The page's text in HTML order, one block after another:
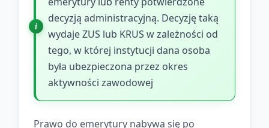
decyzją administracyjną. Decyzję taką
wydaje ZUS lub KRUS w zależności od
tego, w której instytucji dana osoba
była ubezpieczona przez okres
aktywności zawodowej
Prawo do emerytury nabywa się po